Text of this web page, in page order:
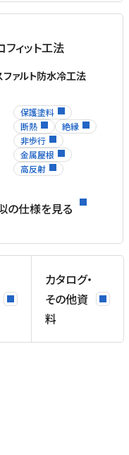
フィット工法
ファルト防水冷工法
保護塗料
断熱
絶縁
非歩行
金属屋根
高反射
の仕様を見る
カタログ・
その他資
料